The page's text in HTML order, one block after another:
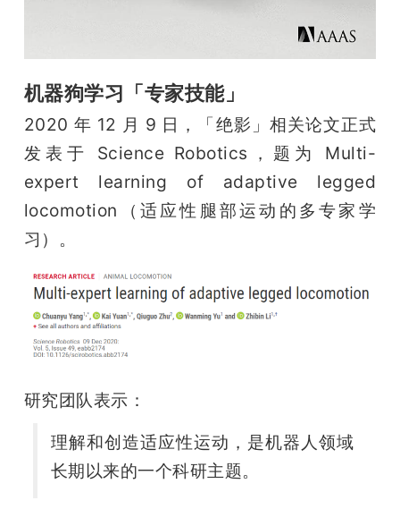
机器狗学习「专家技能」
2020 年 12 月 9 日，「绝影」相关论文正式
发表于 Science Robotics，题为 Multi-
expert learning of adaptive legged
locomotion（适应性腿部运动的多专家学
习）。
研究团队表示：
理解和创造适应性运动，是机器人领域
长期以来的一个科研主题。